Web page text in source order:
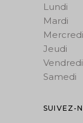
Lundi
Mardi
Jeudi
SUIVEZ-